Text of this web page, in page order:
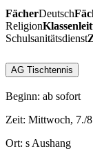
FächerDeutsch
Religion
Schulsanitätsdienst
AG Tischtennis
Beginn: ab sofort
Zeit: Mittwoch, 7./
Ort: s Aushang